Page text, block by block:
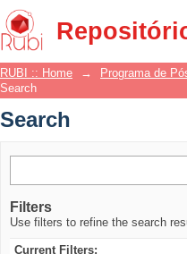
Search
RUBI :: Home →
Programa de
Search
Search
Filters
Use filters to refine the search
Current Filters: